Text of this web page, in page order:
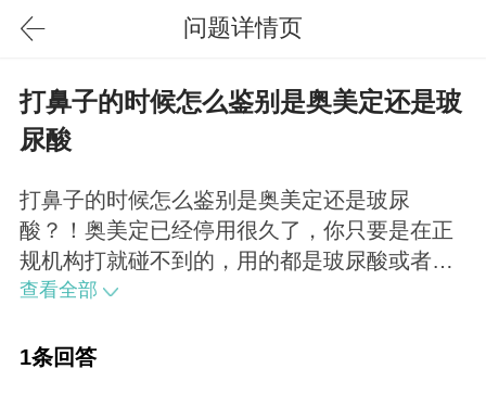
问题详情页
打鼻子的时候怎么鉴别是奥美定还是玻
尿酸
打鼻子的时候怎么鉴别是奥美定还是玻尿
酸？！奥美定已经停用很久了，你只要是在正
规机构打就碰不到的，用的都是玻尿酸或者其
他品牌的注射针剂。
查看全部
1条回答